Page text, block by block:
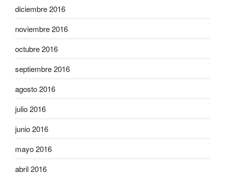
diciembre 2016
noviembre 2016
octubre 2016
septiembre 2016
agosto 2016
julio 2016
junio 2016
mayo 2016
abril 2016